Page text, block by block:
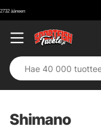
Shimano